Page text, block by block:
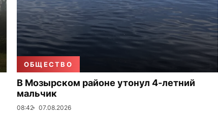
ОБЩЕСТВО
В Мозырском районе утонул 4-летний
мальчик
08:42 07.08.2026